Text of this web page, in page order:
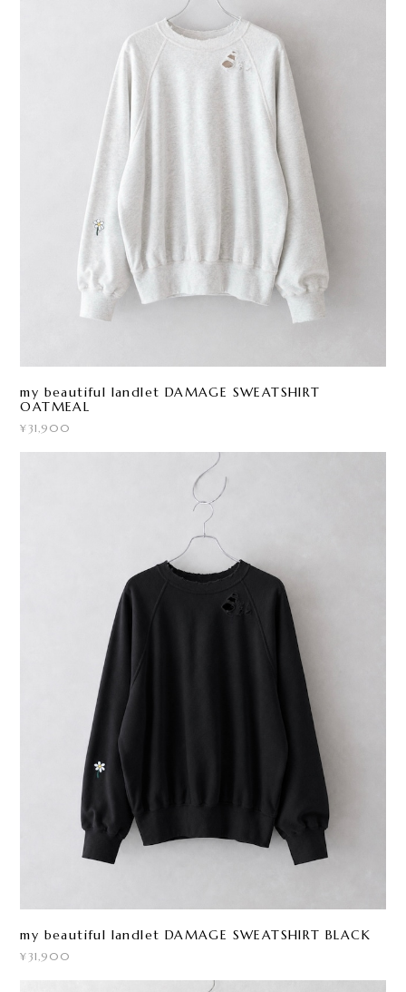
my beautiful landlet DAMAGE SWEATSHIRT
OATMEAL
¥31,900
my beautiful landlet DAMAGE SWEATSHIRT BLACK
¥31,900